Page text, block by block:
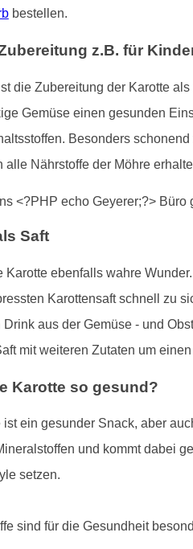
bestellen.
z.B. für
die Zubereitung der Karotte
Gemüse einen gesunden
Besonders
alle Nährstoffe der Möhre
Saft
Karotte ebenfalls wahre
Karottensaft schnell zu
aus der Gemüse - und
mit weiteren Zutaten um
Karotte so gesund?
ein gesunder Snack, aber
und kommt dabei
setzen.
sind für die Gesundheit